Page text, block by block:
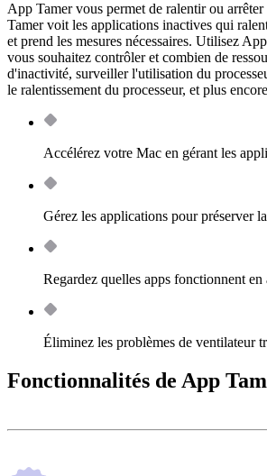
App Tamer vous permet de ralentir ou
Tamer voit les applications inactives qui
et prend les mesures nécessaires. Utilisez
vous souhaitez contrôler et combien de
d'inactivité, surveiller l'utilisation du
le ralentissement du processeur, et plus
Accélérez votre Mac en gérant les
Gérez les applications pour préserver
Regardez quelles apps fonctionnent en
Éliminez les problèmes de ventilateur
Fonctionnalités de App